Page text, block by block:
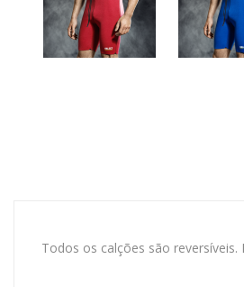
Todos os calções são